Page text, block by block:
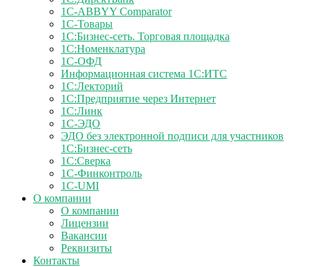
1C-ABBYY Comparator
1С-Товары
1С:Бизнес-сеть. Торговая площадка
1С:Номенклатура
1С-ОФД
Информационная система 1С:ИТС
1С:Лекторий
1С:Предприятие через Интернет
1С:Линк
1С-ЭДО
ЭДО без электронной подписи для участников
1С:Бизнес-сеть
1С:Сверка
1С-Финконтроль
1C-UMI
О компании
О компании
Лицензии
Вакансии
Реквизиты
Контакты